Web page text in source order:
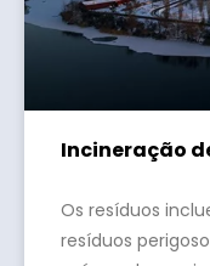
Incineração
Os resíduos
resíduos